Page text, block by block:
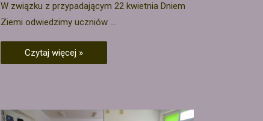
W związku z przypadającym 22 kwietnia Dniem
Ziemi odwiedzimy uczniów …
Czytaj więcej »